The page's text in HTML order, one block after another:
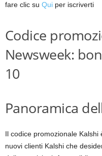
fare clic su Qui per iscriverti
Codice
Newsweek:
10
Panoramica
Il codice promozionale
nuovi clienti Kalshi che